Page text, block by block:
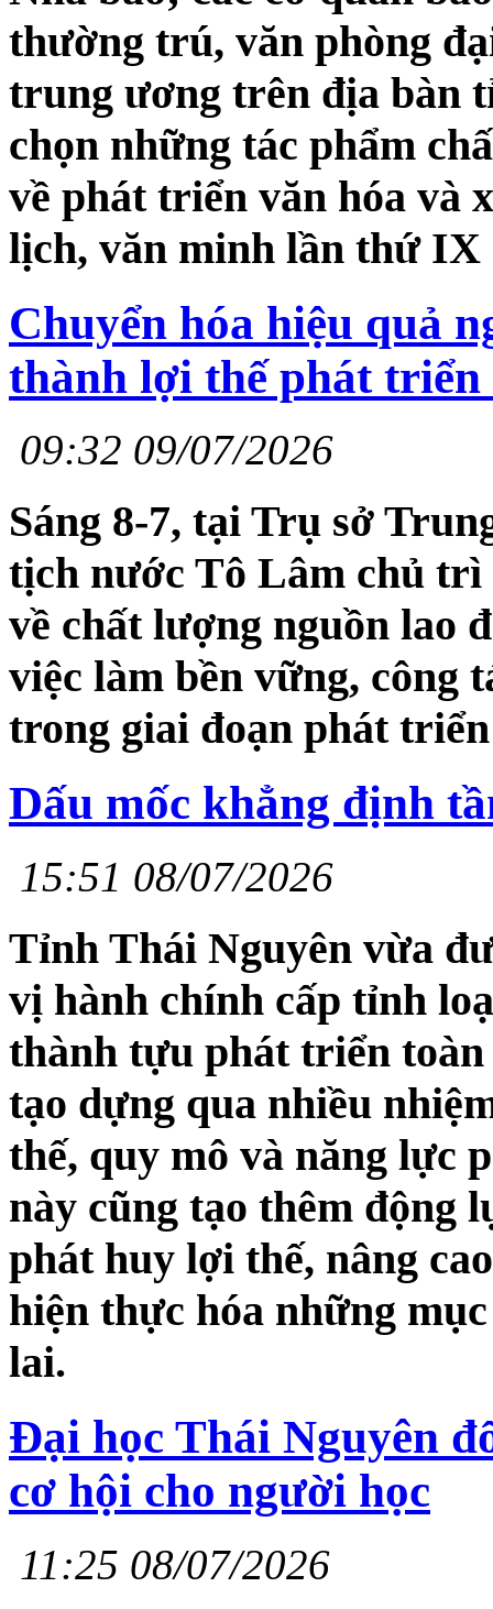
thường trú, văn phòng
trung ương trên địa bàn
chọn những tác phẩm
về phát triển văn hóa và
lịch, văn minh lần thứ IX
Chuyển hóa hiệu quả
thành lợi thế phát
09:32 09/07/2026
Sáng 8-7, tại Trụ sở
tịch nước Tô Lâm chủ trì
về chất lượng nguồn lao
việc làm bền vững, công
trong giai đoạn phát
Dấu mốc khẳng định
15:51 08/07/2026
Tỉnh Thái Nguyên vừa
vị hành chính cấp tỉnh
thành tựu phát triển
tạo dựng qua nhiều
thế, quy mô và năng lực
này cũng tạo thêm động
phát huy lợi thế, nâng
hiện thực hóa những
lai.
Đại học Thái Nguyên
cơ hội cho người học
11:25 08/07/2026